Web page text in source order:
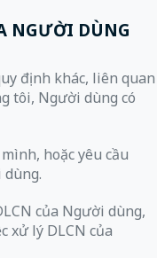
NGƯỜI DÙNG
định khác, liên quan
tôi, Người dùng có
hoặc yêu cầu
dùng.
của Người dùng,
xử lý DLCN của